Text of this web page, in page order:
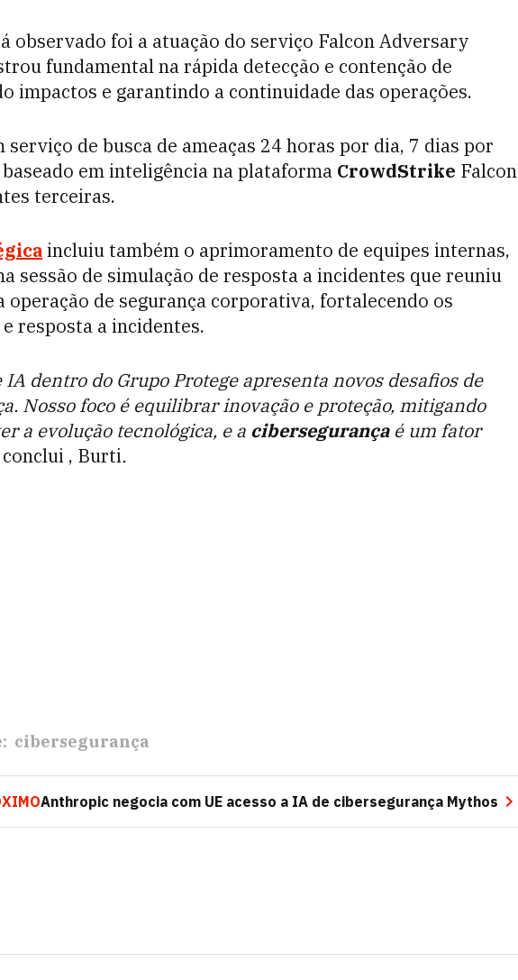
observado foi a atuação do serviço Falcon Adversary
fundamental na rápida detecção e contenção de
impactos e garantindo a continuidade das operações.
serviço de busca de ameaças 24 horas por dia, 7 dias por
baseado em inteligência na plataforma CrowdStrike Falcon
terceiras.
incluiu também o aprimoramento de equipes internas,
sessão de simulação de resposta a incidentes que reuniu
operação de segurança corporativa, fortalecendo os
resposta a incidentes.
IA dentro do Grupo Protege apresenta novos desafios de
Nosso foco é equilibrar inovação e proteção, mitigando
a evolução tecnológica, e a cibersegurança é um fator
conclui , Burti.
cibersegurança
Anthropic negocia com UE acesso a IA de cibersegurança Mythos